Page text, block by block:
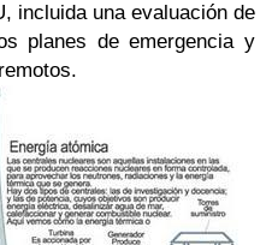
incluida una evaluación de
planes de emergencia y